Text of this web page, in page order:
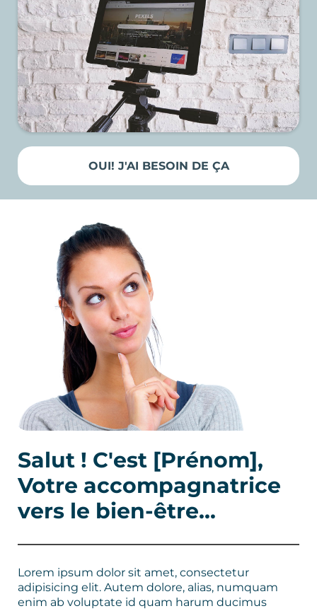
OUI! J'AI BESOIN DE ÇA
Salut ! C'est [Prénom],
Votre accompagnatrice
vers le bien-être...
Lorem ipsum dolor sit amet, consectetur
adipisicing elit. Autem dolore, alias, numquam
enim ab voluptate id quam harum ducimus